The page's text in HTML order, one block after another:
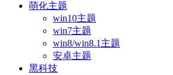
萌化主题
win10主题
win7主题
win8/win8.1主题
安卓主题
黑科技